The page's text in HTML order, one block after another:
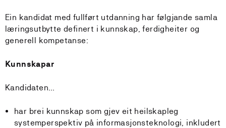
Ein kandidat med fullført utdanning har følgjande samla
læringsutbytte definert i kunnskap, ferdigheiter og
generell kompetanse:
Kunnskapar
Kandidaten…
har brei kunnskap som gjev eit heilskapleg
systemperspektiv på informasjonsteknologi, inkludert